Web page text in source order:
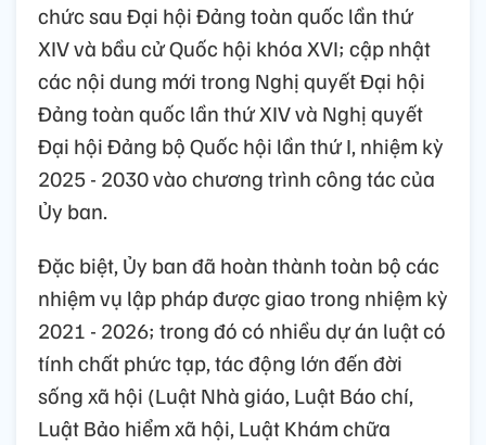
chức sau Đại hội Đảng toàn quốc lần thứ
XIV và bầu cử Quốc hội khóa XVI; cập nhật
các nội dung mới trong Nghị quyết Đại hội
Đảng toàn quốc lần thứ XIV và Nghị quyết
Đại hội Đảng bộ Quốc hội lần thứ I, nhiệm kỳ
2025 - 2030 vào chương trình công tác của
Ủy ban.
Đặc biệt, Ủy ban đã hoàn thành toàn bộ các
nhiệm vụ lập pháp được giao trong nhiệm kỳ
2021 - 2026; trong đó có nhiều dự án luật có
tính chất phức tạp, tác động lớn đến đời
sống xã hội (Luật Nhà giáo, Luật Báo chí,
Luật Bảo hiểm xã hội, Luật Khám chữa